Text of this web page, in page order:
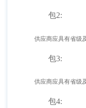
包2:
供应商应具有省级
包3:
供应商应具有省级
包4: